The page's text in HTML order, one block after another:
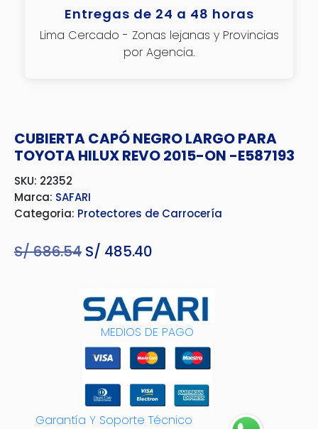
Entregas de 24 a 48 horas
Lima Cercado - Zonas lejanas y Provincias
por Agencia.
CUBIERTA CAPÓ NEGRO LARGO PARA
TOYOTA HILUX REVO 2015-ON -E587193
SKU: 22352
Marca: SAFARI
Categoria: Protectores de Carrocería
S/686.54 El
original
era:
S/ 686.54.
S/ 485.40
actual
es:
S/ 485.40.
MEDIOS DE PAGO
Garantía Y Soporte Técnico